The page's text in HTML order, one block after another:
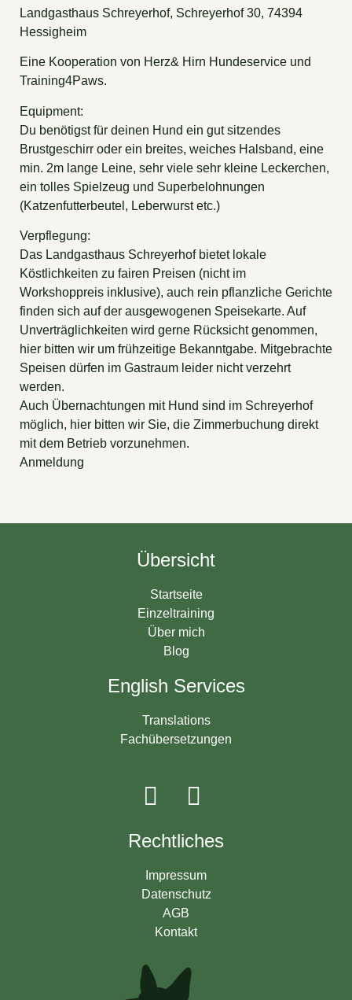
Landgasthaus Schreyerhof, Schreyerhof 30, 74394
Hessigheim
Eine Kooperation von Herz& Hirn Hundeservice und
Training4Paws.
Equipment:
Du benötigst für deinen Hund ein gut sitzendes
Brustgeschirr oder ein breites, weiches Halsband, eine
min. 2m lange Leine, sehr viele sehr kleine Leckerchen,
ein tolles Spielzeug und Superbelohnungen
(Katzenfutterbeutel, Leberwurst etc.)
Verpflegung:
Das Landgasthaus Schreyerhof bietet lokale
Köstlichkeiten zu fairen Preisen (nicht im
Workshoppreis inklusive), auch rein pflanzliche Gerichte
finden sich auf der ausgewogenen Speisekarte. Auf
Unverträglichkeiten wird gerne Rücksicht genommen,
hier bitten wir um frühzeitige Bekanntgabe. Mitgebrachte
Speisen dürfen im Gastraum leider nicht verzehrt
werden.
Auch Übernachtungen mit Hund sind im Schreyerhof
möglich, hier bitten wir Sie, die Zimmerbuchung direkt
mit dem Betrieb vorzunehmen.
Anmeldung
Übersicht
Startseite
Einzeltraining
Über mich
Blog
English Services
Translations
Fachübersetzungen
Rechtliches
Impressum
Datenschutz
AGB
Kontakt